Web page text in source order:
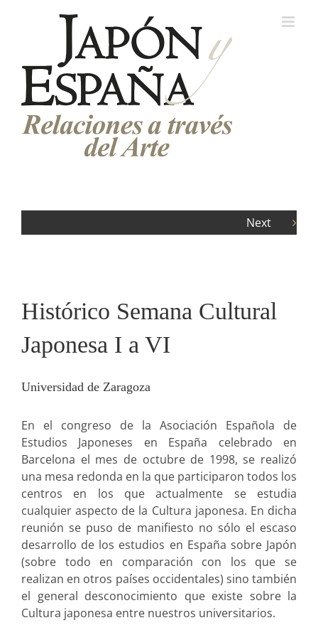
Next
Histórico Semana Cultural
Japonesa I a VI
Universidad de Zaragoza
En el congreso de la Asociación Española de
Estudios Japoneses en España celebrado en
Barcelona el mes de octubre de 1998, se realizó
una mesa redonda en la que participaron todos los
centros en los que actualmente se estudia
cualquier aspecto de la Cultura japonesa. En dicha
reunión se puso de manifiesto no sólo el escaso
desarrollo de los estudios en España sobre Japón
(sobre todo en comparación con los que se
realizan en otros países occidentales) sino también
el general desconocimiento que existe sobre la
Cultura japonesa entre nuestros universitarios.